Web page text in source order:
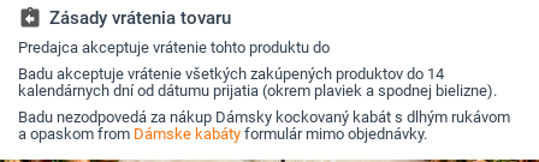
zimný, 2021
assignment_return Zásady vrátenia tovaru
Predajca akceptuje vrátenie tohto produktu do
Badu akceptuje vrátenie všetkých zakúpených produktov do 14
kalendárnych dní od dátumu prijatia (okrem plaviek a spodnej bielizne).
Badu nezodpovedá za nákup Dámsky kockovaný kabát s dlhým rukávom
a opaskom from Dámske kabáty formulár mimo objednávky.